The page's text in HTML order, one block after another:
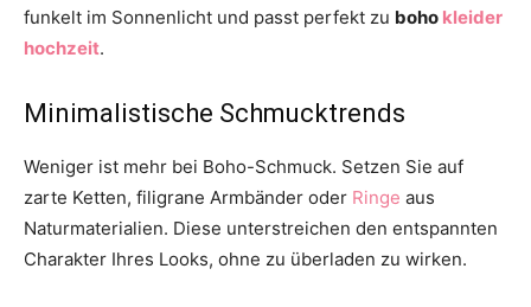
funkelt im Sonnenlicht und passt perfekt zu boho kleider
hochzeit.
Minimalistische Schmucktrends
Weniger ist mehr bei Boho-Schmuck. Setzen Sie auf
zarte Ketten, filigrane Armbänder oder Ringe aus
Naturmaterialien. Diese unterstreichen den entspannten
Charakter Ihres Looks, ohne zu überladen zu wirken.